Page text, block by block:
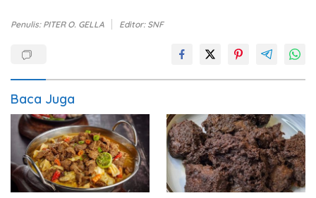
Penulis: PITER O. GELLA Editor: SNF
Baca Juga